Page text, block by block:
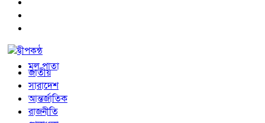
মুল পাতা
জাতীয়
সারাদেশ
আন্তর্জাতিক
রাজনীতি